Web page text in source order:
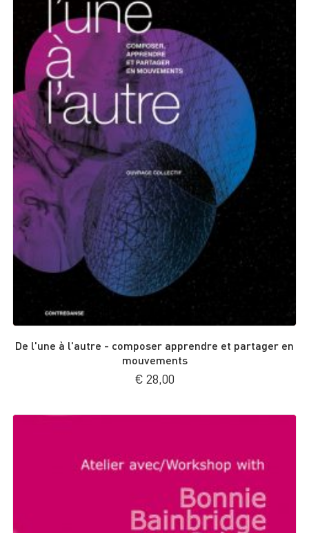
De l'une à l'autre - composer apprendre et partager en
mouvements
€ 28,00